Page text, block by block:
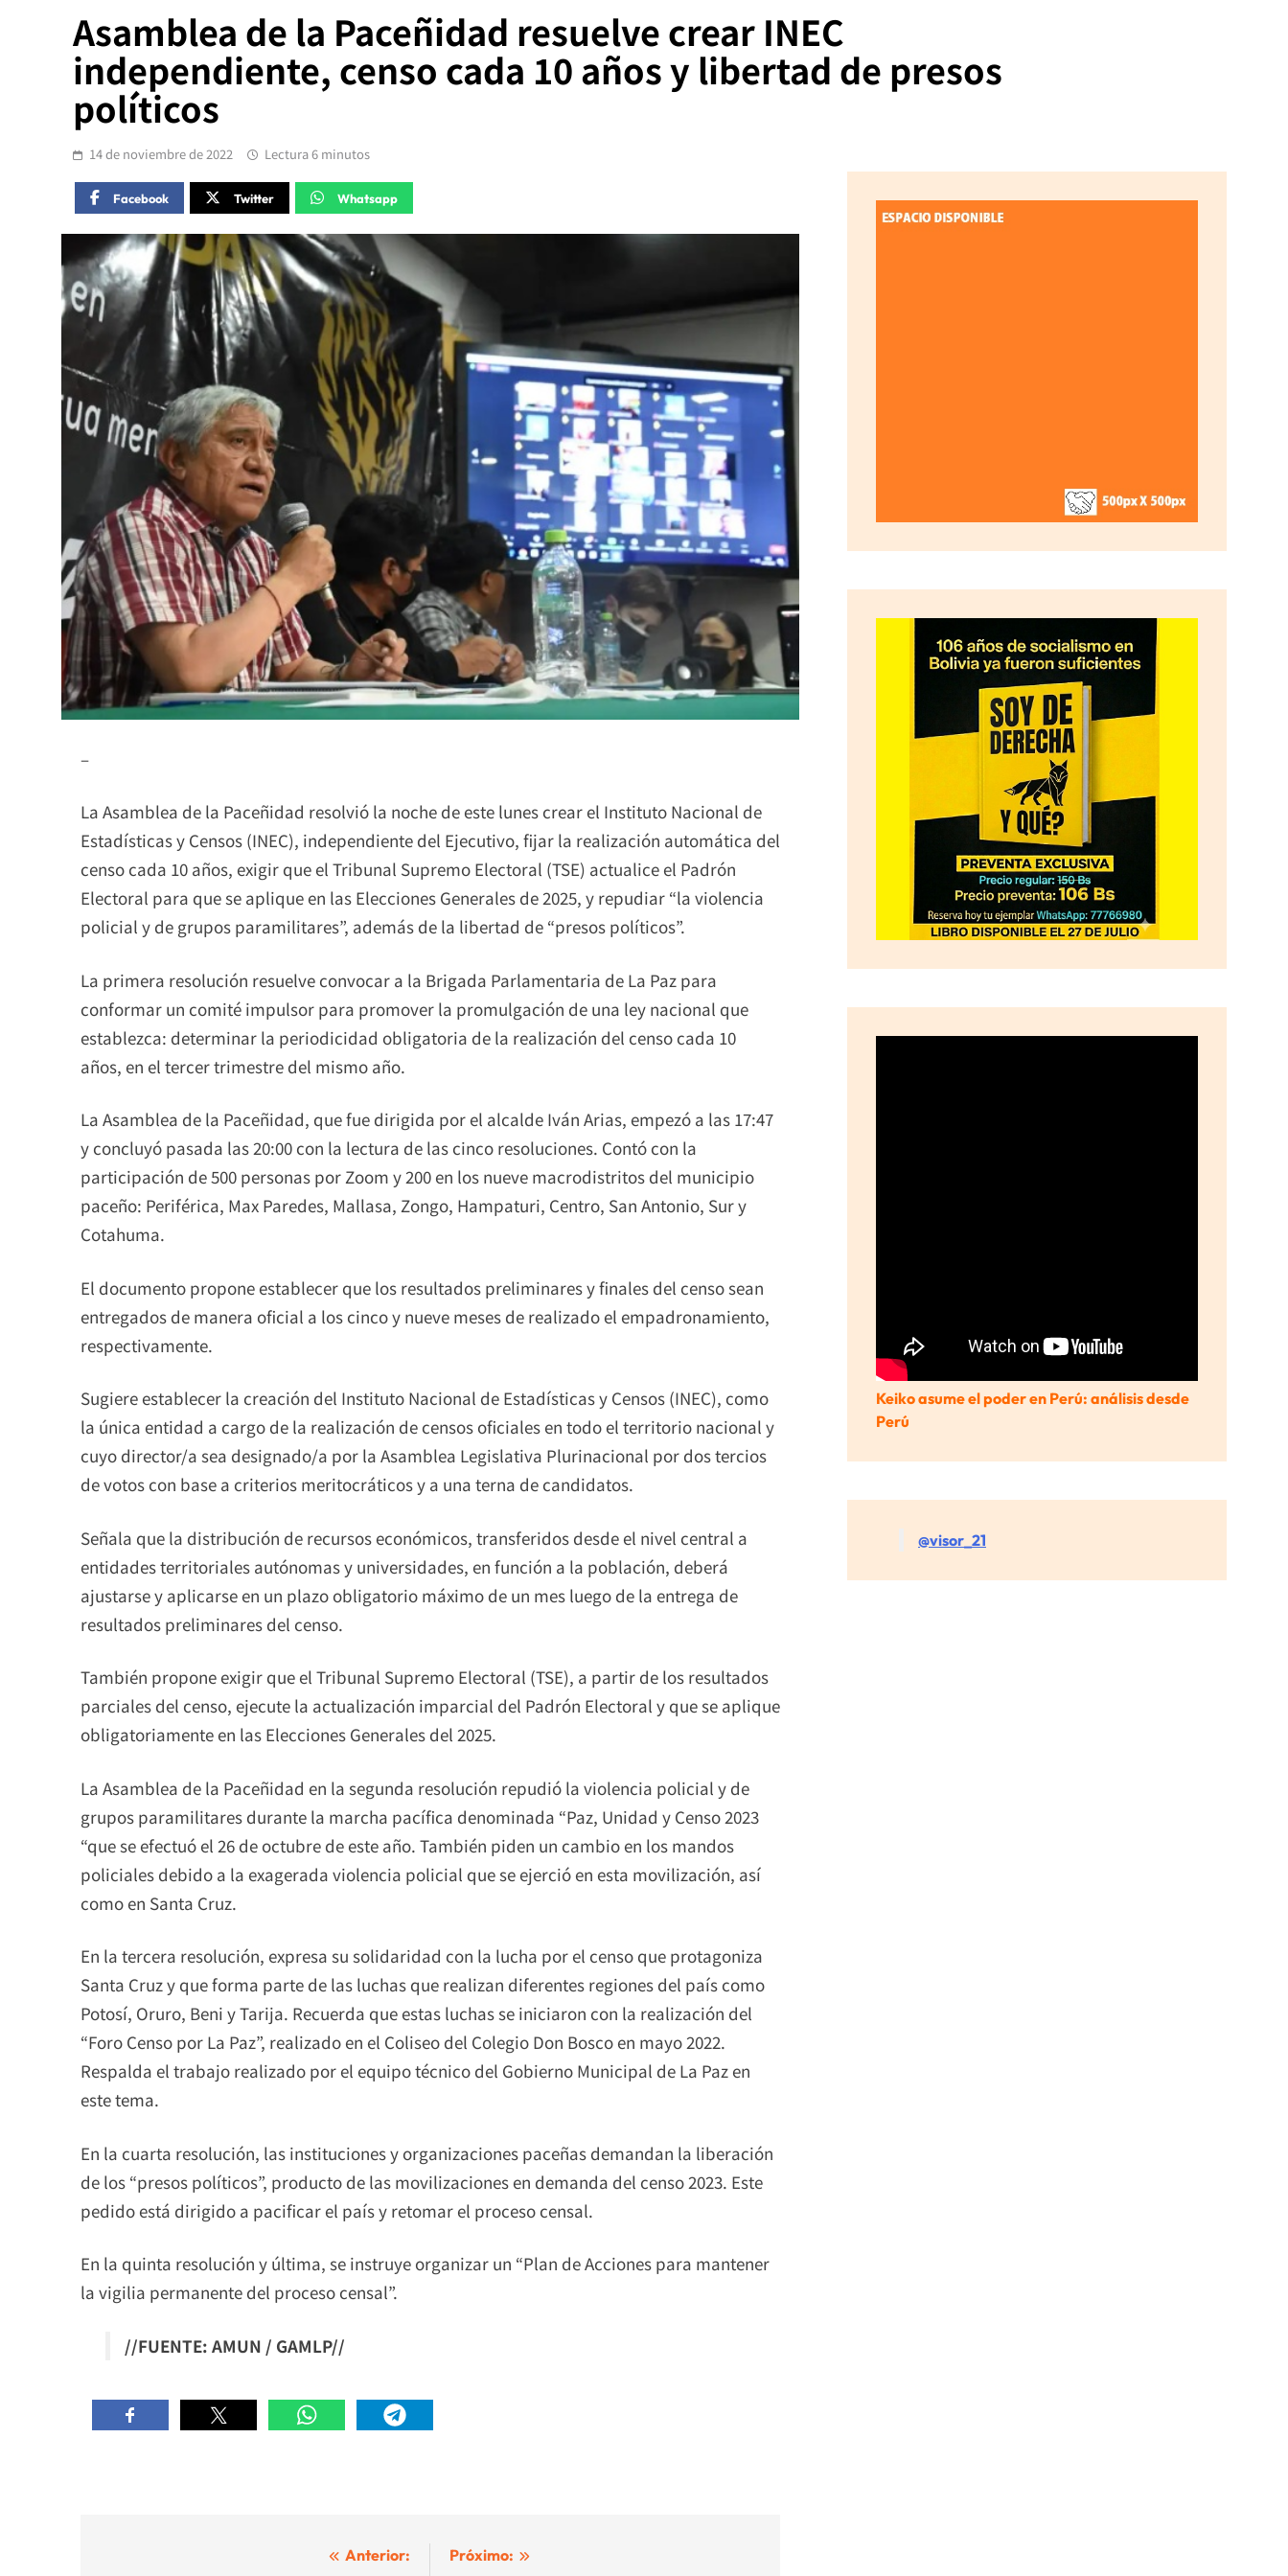
Asamblea de la Paceñidad resuelve crear INEC
independiente, censo cada 10 años y libertad de presos
políticos
14 de noviembre de 2022 Lectura 6 minutos
Facebook Twitter Whatsapp
–
La Asamblea de la Paceñidad resolvió la noche de este lunes crear el Instituto Nacional de
Estadísticas y Censos (INEC), independiente del Ejecutivo, fijar la realización automática del
censo cada 10 años, exigir que el Tribunal Supremo Electoral (TSE) actualice el Padrón
Electoral para que se aplique en las Elecciones Generales de 2025, y repudiar “la violencia
policial y de grupos paramilitares”, además de la libertad de “presos políticos”.
La primera resolución resuelve convocar a la Brigada Parlamentaria de La Paz para
conformar un comité impulsor para promover la promulgación de una ley nacional que
establezca: determinar la periodicidad obligatoria de la realización del censo cada 10
años, en el tercer trimestre del mismo año.
La Asamblea de la Paceñidad, que fue dirigida por el alcalde Iván Arias, empezó a las 17:47
y concluyó pasada las 20:00 con la lectura de las cinco resoluciones. Contó con la
participación de 500 personas por Zoom y 200 en los nueve macrodistritos del municipio
paceño: Periférica, Max Paredes, Mallasa, Zongo, Hampaturi, Centro, San Antonio, Sur y
Cotahuma.
El documento propone establecer que los resultados preliminares y finales del censo sean
entregados de manera oficial a los cinco y nueve meses de realizado el empadronamiento,
respectivamente.
Sugiere establecer la creación del Instituto Nacional de Estadísticas y Censos (INEC), como
la única entidad a cargo de la realización de censos oficiales en todo el territorio nacional y
cuyo director/a sea designado/a por la Asamblea Legislativa Plurinacional por dos tercios
de votos con base a criterios meritocráticos y a una terna de candidatos.
Señala que la distribución de recursos económicos, transferidos desde el nivel central a
entidades territoriales autónomas y universidades, en función a la población, deberá
ajustarse y aplicarse en un plazo obligatorio máximo de un mes luego de la entrega de
resultados preliminares del censo.
También propone exigir que el Tribunal Supremo Electoral (TSE), a partir de los resultados
parciales del censo, ejecute la actualización imparcial del Padrón Electoral y que se aplique
obligatoriamente en las Elecciones Generales del 2025.
La Asamblea de la Paceñidad en la segunda resolución repudió la violencia policial y de
grupos paramilitares durante la marcha pacífica denominada “Paz, Unidad y Censo 2023
“que se efectuó el 26 de octubre de este año. También piden un cambio en los mandos
policiales debido a la exagerada violencia policial que se ejerció en esta movilización, así
como en Santa Cruz.
En la tercera resolución, expresa su solidaridad con la lucha por el censo que protagoniza
Santa Cruz y que forma parte de las luchas que realizan diferentes regiones del país como
Potosí, Oruro, Beni y Tarija. Recuerda que estas luchas se iniciaron con la realización del
“Foro Censo por La Paz”, realizado en el Coliseo del Colegio Don Bosco en mayo 2022.
Respalda el trabajo realizado por el equipo técnico del Gobierno Municipal de La Paz en
este tema.
En la cuarta resolución, las instituciones y organizaciones paceñas demandan la liberación
de los “presos políticos”, producto de las movilizaciones en demanda del censo 2023. Este
pedido está dirigido a pacificar el país y retomar el proceso censal.
En la quinta resolución y última, se instruye organizar un “Plan de Acciones para mantener
la vigilia permanente del proceso censal”.
//FUENTE: AMUN / GAMLP//
Anterior: Próximo:
Keiko asume el poder en Perú: análisis desde
Perú
@visor_21